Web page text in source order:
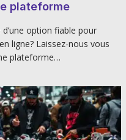
plateforme
option fiable pour
ligne? Laissez-nous vous
plateforme…